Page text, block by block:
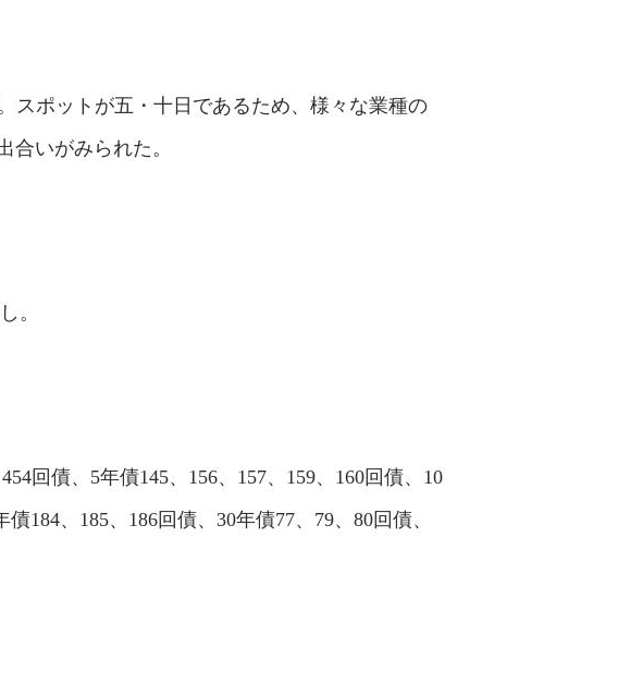
スポットが五・十日であるため、様々な業種の
合いがみられた。
。
回債、5年債145、156、157、159、160回債、10
184、185、186回債、30年債77、79、80回債、